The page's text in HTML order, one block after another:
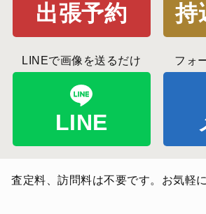
出張予約 持
LINEで画像を送るだけ
LINE
フォ
査定料、訪問料は不要です。お気軽